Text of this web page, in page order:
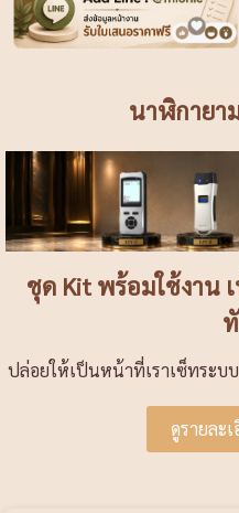
นาฬิกายา
ชุด Kit พร้อมใช้งาน
ปล่อยให้เป็นหน้าที่เราเซ็ทระบ
ดูรายละ